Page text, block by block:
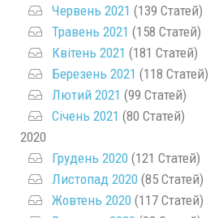
Червень 2021 (139 Статей)
Травень 2021 (158 Статей)
Квітень 2021 (181 Статей)
Березень 2021 (118 Статей)
Лютий 2021 (99 Статей)
Січень 2021 (80 Статей)
2020
Грудень 2020 (121 Статей)
Листопад 2020 (85 Статей)
Жовтень 2020 (117 Статей)